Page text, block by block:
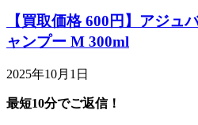
【買取価格 600円】アジュ
ャンプー M 300ml
2025年10月1日
最短10分でご返信！